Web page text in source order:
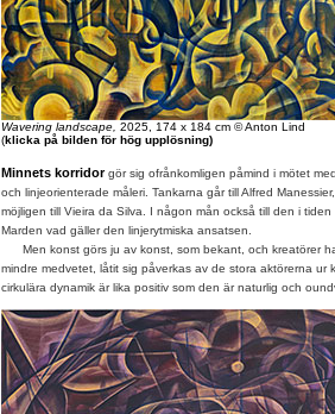
Wavering landscape, 2025, 174 x 184 cm © Anton Lind
(klicka på bilden för hög upplösning)
Minnets korridorgör sig ofrånkomligen påmind i mötet
och linjeorienterade måleri. Tankarna går till Alfred
möjligen till Vieira da Silva. I någon mån också till den i
Marden vad gäller den linjerytmiska ansatsen.
Men konst görs ju av konst, som bekant, och kreatörer
mindre medvetet, låtit sig påverkas av de stora aktörerna ur
cirkulära dynamik är lika positiv som den är naturlig och